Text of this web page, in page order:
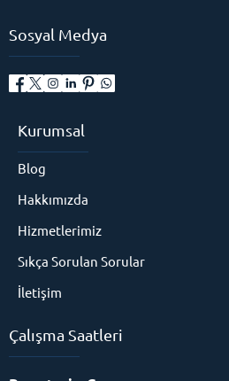
Sosyal Medya
Kurumsal
Blog
Hakkımızda
Hizmetlerimiz
Sıkça Sorulan Sorular
İletişim
Çalışma Saatleri